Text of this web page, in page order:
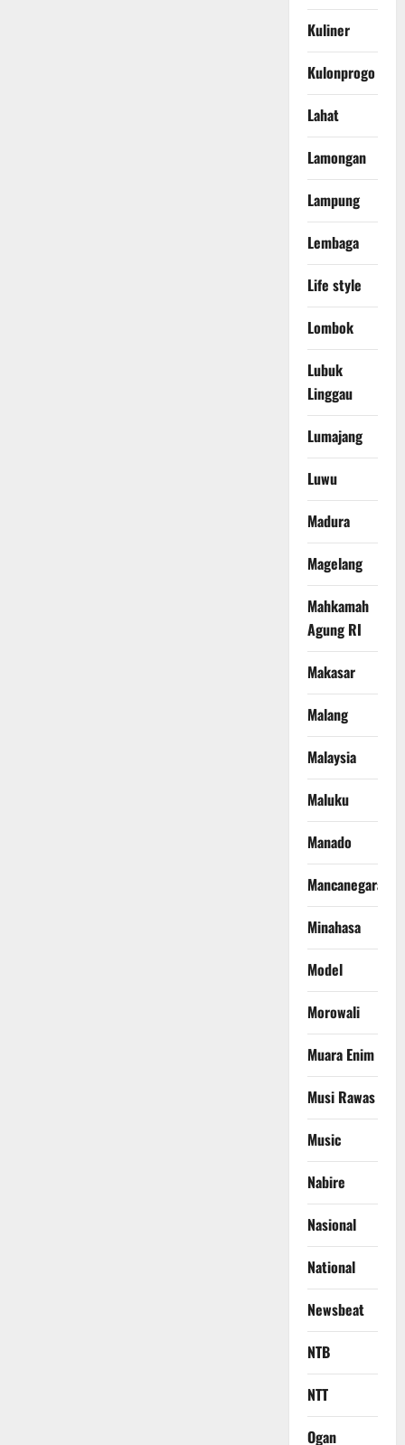
Kuliner
Kulonprogo
Lahat
Lamongan
Lampung
Lembaga
Life style
Lombok
Lubuk
Linggau
Lumajang
Luwu
Madura
Magelang
Mahkamah
Agung RI
Makasar
Malang
Malaysia
Maluku
Manado
Mancanegara
Minahasa
Model
Morowali
Muara Enim
Musi Rawas
Music
Nabire
Nasional
National
Newsbeat
NTB
NTT
Ogan